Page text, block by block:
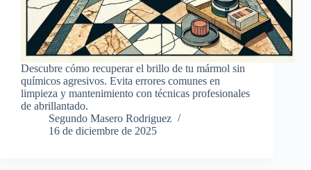
Descubre cómo recuperar el brillo de tu mármol sin
químicos agresivos. Evita errores comunes en
limpieza y mantenimiento con técnicas profesionales
de abrillantado.
Segundo Masero Rodriguez
16 de diciembre de 2025